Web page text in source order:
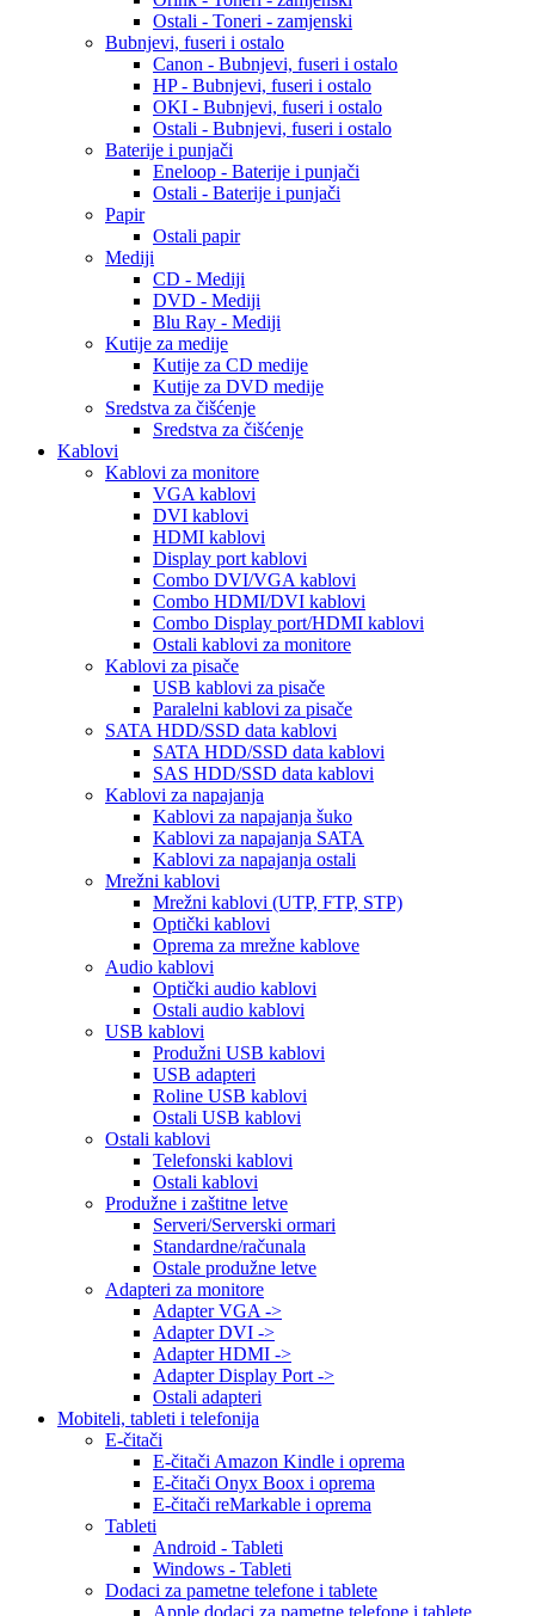
Ostali - Toneri - zamjenski
Bubnjevi, fuseri i ostalo
Canon - Bubnjevi, fuseri i ostalo
HP - Bubnjevi, fuseri i ostalo
OKI - Bubnjevi, fuseri i ostalo
Ostali - Bubnjevi, fuseri i ostalo
Baterije i punjači
Eneloop - Baterije i punjači
Ostali - Baterije i punjači
Papir
Ostali papir
Mediji
CD - Mediji
DVD - Mediji
Blu Ray - Mediji
Kutije za medije
Kutije za CD medije
Kutije za DVD medije
Sredstva za čišćenje
Sredstva za čišćenje
Kablovi
Kablovi za monitore
VGA kablovi
DVI kablovi
HDMI kablovi
Display port kablovi
Combo DVI/VGA kablovi
Combo HDMI/DVI kablovi
Combo Display port/HDMI kablovi
Ostali kablovi za monitore
Kablovi za pisače
USB kablovi za pisače
Paralelni kablovi za pisače
SATA HDD/SSD data kablovi
SATA HDD/SSD data kablovi
SAS HDD/SSD data kablovi
Kablovi za napajanja
Kablovi za napajanja šuko
Kablovi za napajanja SATA
Kablovi za napajanja ostali
Mrežni kablovi
Mrežni kablovi (UTP, FTP, STP)
Optički kablovi
Oprema za mrežne kablove
Audio kablovi
Optički audio kablovi
Ostali audio kablovi
USB kablovi
Produžni USB kablovi
USB adapteri
Roline USB kablovi
Ostali USB kablovi
Ostali kablovi
Telefonski kablovi
Ostali kablovi
Produžne i zaštitne letve
Serveri/Serverski ormari
Standardne/računala
Ostale produžne letve
Adapteri za monitore
Adapter VGA ->
Adapter DVI ->
Adapter HDMI ->
Adapter Display Port ->
Ostali adapteri
Mobiteli, tableti i telefonija
E-čitači
E-čitači Amazon Kindle i oprema
E-čitači Onyx Boox i oprema
E-čitači reMarkable i oprema
Tableti
Android - Tableti
Windows - Tableti
Dodaci za pametne telefone i tablete
Apple dodaci za pametne telefone i tablete